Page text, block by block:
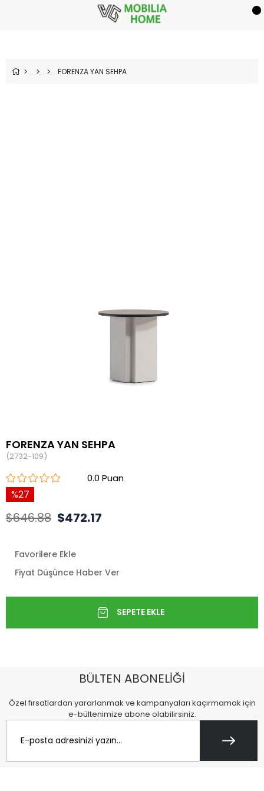
FORENZA YAN SEHPA
FORENZA YAN SEHPA
(2732-109)
0.0
27
$646.88 $472.17
Favorilere Ekle
Fiyat Düşünce Haber Ver
BÜLTEN ABONELİĞİ
Özel fırsatlardan yararlanmak ve kampanyaları kaçırmamak için
e-bültenimize abone olabilirsiniz.